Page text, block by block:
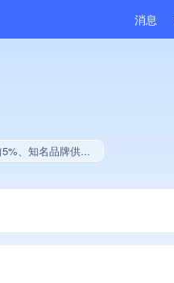
消息
业贡献、2025年公开项目中标